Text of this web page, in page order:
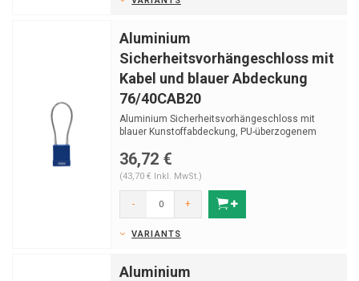
Aluminium
Sicherheitsvorhängeschloss mit
Kabel und blauer Abdeckung
76/40CAB20
Aluminium Sicherheitsvorhängeschloss mit
blauer Kunstoffabdeckung, PU-überzogenem
36,72 €
(43,70 € Inkl. MwSt.)
- +
VARIANTS
Aluminium